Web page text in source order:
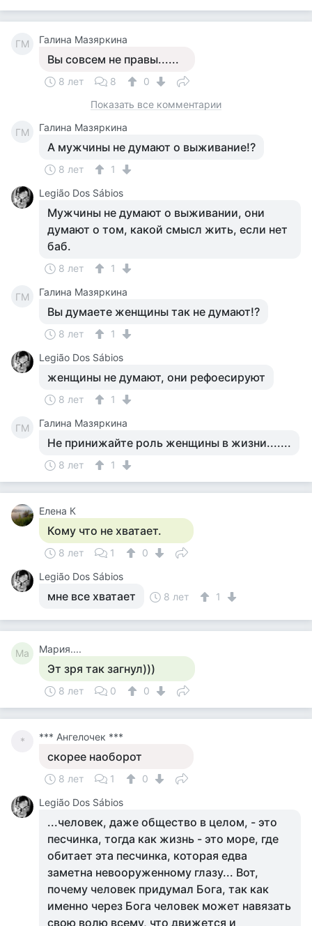
ГМ Галина Мазяркина
Вы совсем не правы......
8 лет 8
0
Показать все комментарии
ГМ Галина Мазяркина
А мужчины не думают о выживание!?
8 лет
1
Legião Dos Sábios
Мужчины не думают о выживании, они
думают о том, какой смысл жить, если нет
баб.
8 лет 1
ГМ Галина Мазяркина
Вы думаете женщины так не думают!?
8 лет
1
Legião Dos Sábios
женщины не думают, они рефоесируют
8 лет 1
ГМ Галина Мазяркина
Не принижайте роль женщины в жизни.......
8 лет 1
Елена К
Кому что не хватает.
8 лет 1
0
Legião Dos Sábios
мне все хватает 8 лет 1
Ма Мария....
Эт зря так загнул)))
8 лет 0 0
* *** Ангелочек ***
скорее наоборот
8 лет 1
0
Legião Dos Sábios
...человек, даже общество в целом, - это
песчинка, тогда как жизнь - это море, где
обитает эта песчинка, которая едва
заметна невооруженному глазу... Вот,
почему человек придумал Бога, так как
именно через Бога человек может навязать
свою волю всему, что движется и